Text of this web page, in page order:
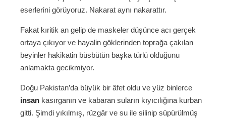
eserlerini görüyoruz. Nakarat aynı nakarattır.
Fakat kıritik an gelip de maskeler düşünce acı gerçek
ortaya çıkıyor ve hayalin göklerinden toprağa çakılan
beyinler hakikatin büsbütün başka türlü olduğunu
anlamakta gecikmiyor.
Doğu Pakistan’da büyük bir âfet oldu ve yüz binlerce
insan kasırganın ve kabaran suların kıyıcılığına kurban
gitti. Şimdi yıkılmış, rüzgâr ve su ile silinip süpürülmüş